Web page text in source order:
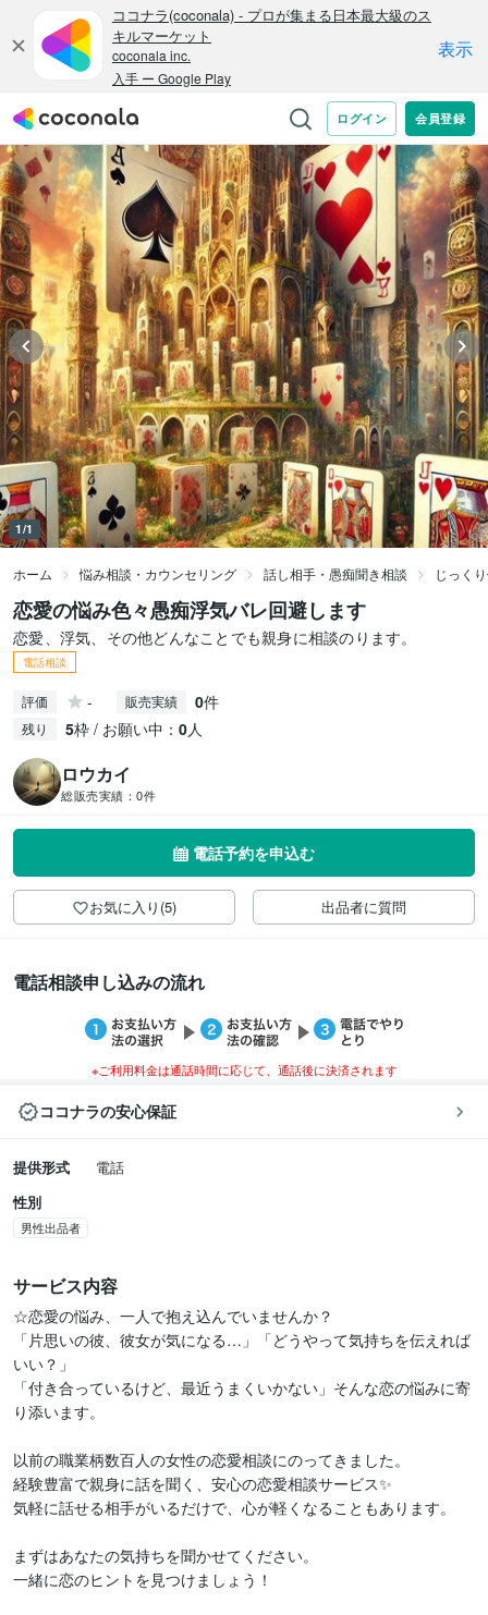
1/1
ホーム 悩み相談・カウンセリング 話し相手・愚痴聞き相談 じっく
恋愛の悩み色々愚痴浮気バレ回避します
恋愛、浮気、その他どんなことでも親身に相談のります。
電話相談
評価 - 販売実績 0件
残り 5枠 / お願い中： 0人
ロウカイ
総販売実績： 0件
電話予約を申込む
お気に入り(5) 出品者に質問
電話相談申し込みの流れ
※ご利用料金は通話時間に応じて、通話後に決済されます
ココナラの安心保証
提供形式
電話
性別
男性出品者
サービス内容
☆恋愛の悩み、一人で抱え込んでいませんか？
「片思いの彼、彼女が気になる…」「どうやって気持ちを伝えれば
いい？」
「付き合っているけど、最近うまくいかない」そんな恋の悩みに寄
り添います。
以前の職業柄数百人の女性の恋愛相談にのってきました。
経験豊富で親身に話を聞く、安心の恋愛相談サービス✨
気軽に話せる相手がいるだけで、心が軽くなることもあります。
まずはあなたの気持ちを聞かせてください。
一緒に恋のヒントを見つけましょう！